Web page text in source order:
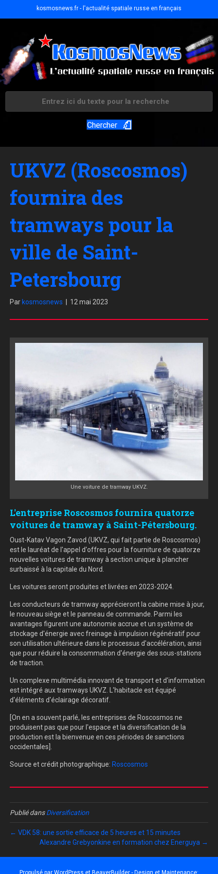
kosmosnews.fr - l'actualité spatiale russe en français
Chercher
UKVZ (Roscosmos)
fournira des
tramways pour la
ville de Saint-
Petersbourg
Par kosmosnews 12 mai 2023
Une voiture de tramway UKVZ.
L'entreprise Roscosmos fournira quatorze
voitures de tramway à Saint-Pétersbourg.
Oust-Katav Vagon Zavod (UKVZ, qui fait partie de Roscosmos)
est le lauréat de l'appel d'offres pour la fourniture de quatorze
nouvelles voitures de tramway à section unique à plancher
surbaissé à la capitale du Nord.
Les voitures seront produites et livrées en 2023-2024.
Les conducteurs de tramway apprécieront la cabine mise à jour,
le nouveau siège et le panneau de commande. Parmi les
avantages figurent une autonomie accrue et un système de
stockage d'énergie avec freinage à impulsion régénératif pour
son utilisation ultérieure dans le processus d'accélération, ainsi
que pour réduire la consommation d'énergie des sous-stations
de traction.
Un complexe multimédia innovant de transport et d'information
est intégré aux tramways UKVZ. L'habitacle est équipé
d'éléments d'éclairage décoratif.
[On en a souvent parlé, les entreprises de Roscosmos ne
produisent pas que pour l'espace et la diversification de la
production est la bienvenue en ces périodes de sanctions
occidentales].
Source et crédit photographique: Roscosmos
Publié dansDiversification
← VDK 58: une sortie efficace de 5 heures et 15 minutes
Alexandre Grebyonkine en formation chez Energuya →
Propulsé par WordPress et BeaverBuilder - Design et Maintenance: